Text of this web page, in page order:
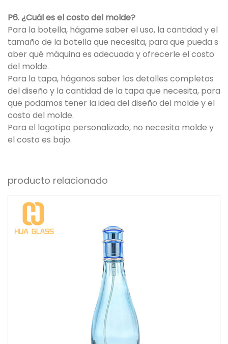
P6. ¿Cuál es el costo del molde?
Para la botella, hágame saber el uso, la cantidad y el
tamaño de la botella que necesita, para que pueda s
aber qué máquina es adecuada y ofrecerle el costo
del molde.
Para la tapa, háganos saber los detalles completos
del diseño y la cantidad de la tapa que necesita, para
que podamos tener la idea del diseño del molde y el
costo del molde.
Para el logotipo personalizado, no necesita molde y
el costo es bajo.
producto relacionado